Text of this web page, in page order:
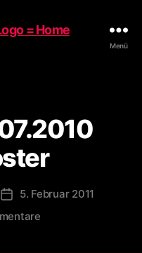
Menü
Veröffentlichungsdatum
5. Februar 2011
zu